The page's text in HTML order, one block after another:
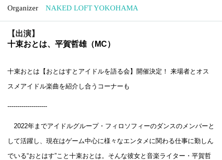
Organizer NAKED LOFT YOKOHAMA
【出演】
十束おとは、平賀哲雄（MC）
十束おとは【おとはすとアイドルを語る会】開催決定！ 来場者とオス
スメアイドル楽曲を紹介し合うコーナーも
--------------------
2022年までアイドルグループ・フィロソフィーのダンスのメンバーと
して活躍し、現在はゲーム中心に様々なエンタメに関わる仕事に勤しん
でいる“おとはす”こと十束おとは。そんな彼女と音楽ライター・平賀哲